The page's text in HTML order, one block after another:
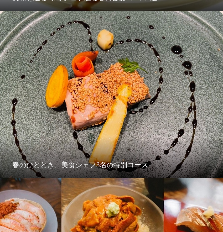
春のひととき、美食シェフ3名の特別コース